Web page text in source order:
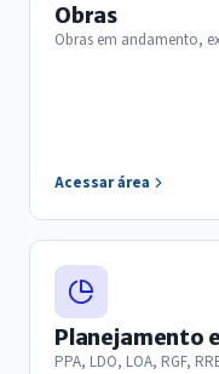
Obras
Obras em andamento,
Acessar área
Planejamento
PPA, LDO, LOA, RGF,